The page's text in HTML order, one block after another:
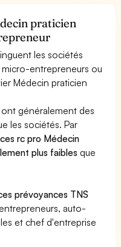
praticien
les sociétés
micro-entrepreneurs ou
Médecin praticien
généralement des
les sociétés. Par
rc pro Médecin
plus faibles que
prévoyances TNS
auto-
et chef d'entreprise